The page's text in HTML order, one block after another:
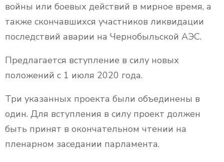
войны или боевых действий в мирное время, а
также скончавшихся участников ликвидации
последствий аварии на Чернобыльской АЭС.
Предлагается вступление в силу новых
положений с 1 июля 2020 года.
Три указанных проекта были объединены в
один. Для вступления в силу проект должен
быть принят в окончательном чтении на
пленарном заседании парламента.